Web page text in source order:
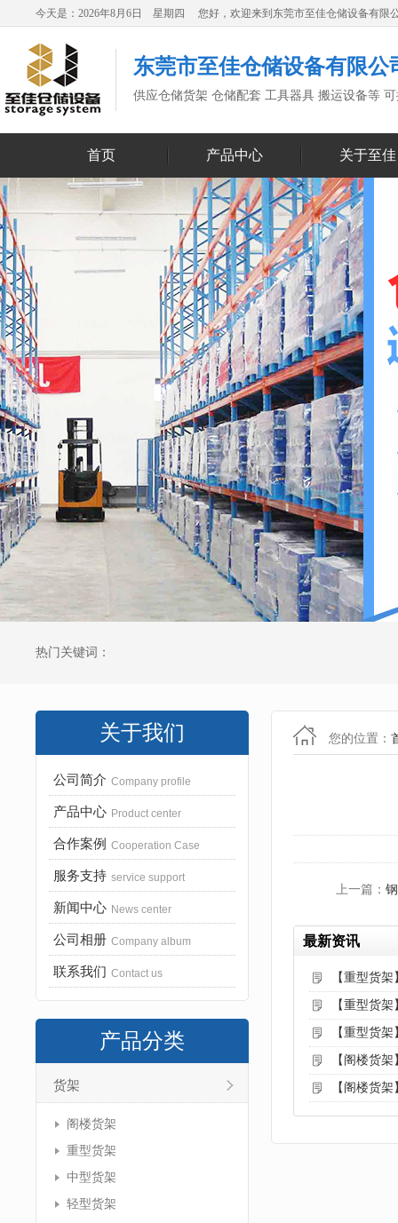
今天是：2026年8月6日 星期四 您好，欢迎来到东莞市至佳仓储设备有限
东莞市至佳仓储设备有限公
供应仓储货架 仓储配套 工具器具 搬运设备等
首页 产品中心 关于至佳
热门关键词：
关于我们
公司简介 Company profile
产品中心 Product center
合作案例 Cooperation Case
服务支持 service support
新闻中心 News center
公司相册 Company album
联系我们 Contact us
产品分类
货架
阁楼货架
重型货架
中型货架
轻型货架
您的位置：
上一篇：
最新资讯
【重型货
【重型货
【重型货
【阁楼货
【阁楼货